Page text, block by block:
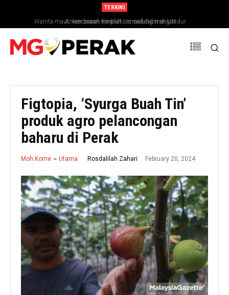
TERKINI
Anwar ziarah Fadillah, Ismail Sabri di IJN
Figtopia, ‘Syurga Buah Tin’
produk agro pelancongan
baharu di Perak
Moh Kome Utama Rosdalilah Zahari February 20, 2024